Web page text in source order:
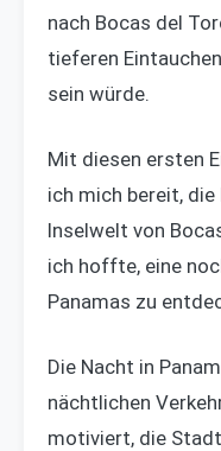
nach Bocas del
tieferen
sein würde.
Mit diesen ersten
ich mich bereit,
Inselwelt von
ich hoffte, eine
Panamas zu
Die Nacht in
nächtlichen
motiviert, die